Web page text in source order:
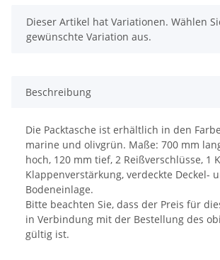
x
Dieser Artikel hat Variationen. Wählen
gewünschte Variation aus.
Beschreibung
Die Packtasche ist erhältlich in den
marine und olivgrün. Maße: 700 mm
hoch, 120 mm tief, 2 Reißverschlüsse, 1
Klappenverstärkung, verdeckte Deckel-
Bodeneinlage.
Bitte beachten Sie, dass der Preis für
in Verbindung mit der Bestellung des
gültig ist.